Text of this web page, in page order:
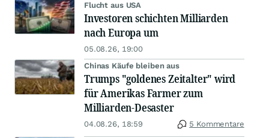
Flucht aus USA
Investoren schichten Milliarden
nach Europa um
05.08.26, 19:00
Chinas Käufe bleiben aus
Trumps "goldenes Zeitalter" wird
für Amerikas Farmer zum
Milliarden-Desaster
04.08.26, 18:59 5 Kommentare